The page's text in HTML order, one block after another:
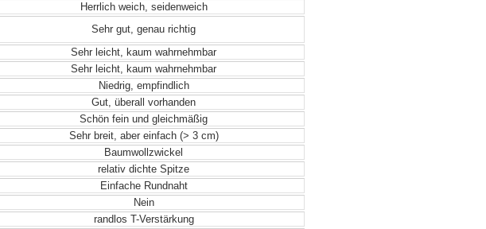
Herrlich weich, seidenweich
Sehr gut, genau richtig
Sehr leicht, kaum wahrnehmbar
Sehr leicht, kaum wahrnehmbar
Niedrig, empfindlich
Gut, überall vorhanden
Schön fein und gleichmäßig
Sehr breit, aber einfach (> 3 cm)
Baumwollzwickel
relativ dichte Spitze
Einfache Rundnaht
Nein
randlos T-Verstärkung